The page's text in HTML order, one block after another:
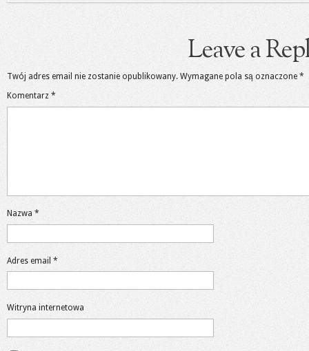
Leave a
Twój adres email nie zostanie opublikowany. Wymagane pola są oznaczone *
Komentarz *
Nazwa *
Adres email *
Witryna internetowa